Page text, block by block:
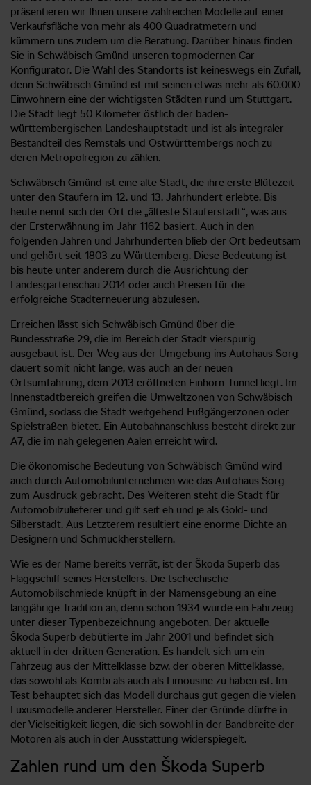
präsentieren wir Ihnen unsere zahlreichen Modelle auf einer
Verkaufsfläche von mehr als 400 Quadratmetern und
kümmern uns zudem um die Beratung. Darüber hinaus finden
Sie in Schwäbisch Gmünd unseren topmodernen Car-
Konfigurator. Die Wahl des Standorts ist keineswegs ein Zufall,
denn Schwäbisch Gmünd ist mit seinen etwas mehr als 60.000
Einwohnern eine der wichtigsten Städten rund um Stuttgart.
Die Stadt liegt 50 Kilometer östlich der baden-
württembergischen Landeshauptstadt und ist als integraler
Bestandteil des Remstals und Ostwürttembergs noch zu
deren Metropolregion zu zählen.
Schwäbisch Gmünd ist eine alte Stadt, die ihre erste Blütezeit
unter den Staufern im 12. und 13. Jahrhundert erlebte. Bis
heute nennt sich der Ort die „älteste Stauferstadt“, was aus
der Ersterwähnung im Jahr 1162 basiert. Auch in den
folgenden Jahren und Jahrhunderten blieb der Ort bedeutsam
und gehört seit 1803 zu Württemberg. Diese Bedeutung ist
bis heute unter anderem durch die Ausrichtung der
Landesgartenschau 2014 oder auch Preisen für die
erfolgreiche Stadterneuerung abzulesen.
Erreichen lässt sich Schwäbisch Gmünd über die
Bundesstraße 29, die im Bereich der Stadt vierspurig
ausgebaut ist. Der Weg aus der Umgebung ins Autohaus Sorg
dauert somit nicht lange, was auch an der neuen
Ortsumfahrung, dem 2013 eröffneten Einhorn-Tunnel liegt. Im
Innenstadtbereich greifen die Umweltzonen von Schwäbisch
Gmünd, sodass die Stadt weitgehend Fußgängerzonen oder
Spielstraßen bietet. Ein Autobahnanschluss besteht direkt zur
A7, die im nah gelegenen Aalen erreicht wird.
Die ökonomische Bedeutung von Schwäbisch Gmünd wird
auch durch Automobilunternehmen wie das Autohaus Sorg
zum Ausdruck gebracht. Des Weiteren steht die Stadt für
Automobilzulieferer und gilt seit eh und je als Gold- und
Silberstadt. Aus Letzterem resultiert eine enorme Dichte an
Designern und Schmuckherstellern.
Wie es der Name bereits verrät, ist der Škoda Superb das
Flaggschiff seines Herstellers. Die tschechische
Automobilschmiede knüpft in der Namensgebung an eine
langjährige Tradition an, denn schon 1934 wurde ein Fahrzeug
unter dieser Typenbezeichnung angeboten. Der aktuelle
Škoda Superb debütierte im Jahr 2001 und befindet sich
aktuell in der dritten Generation. Es handelt sich um ein
Fahrzeug aus der Mittelklasse bzw. der oberen Mittelklasse,
das sowohl als Kombi als auch als Limousine zu haben ist. Im
Test behauptet sich das Modell durchaus gut gegen die vielen
Luxusmodelle anderer Hersteller. Einer der Gründe dürfte in
der Vielseitigkeit liegen, die sich sowohl in der Bandbreite der
Motoren als auch in der Ausstattung widerspiegelt.
Zahlen rund um den Škoda Superb